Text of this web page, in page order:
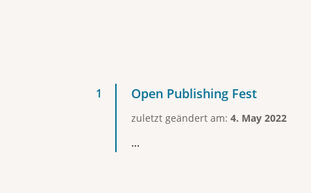
Open Publishing Fest
zuletzt geändert am: 4. May 2022
...